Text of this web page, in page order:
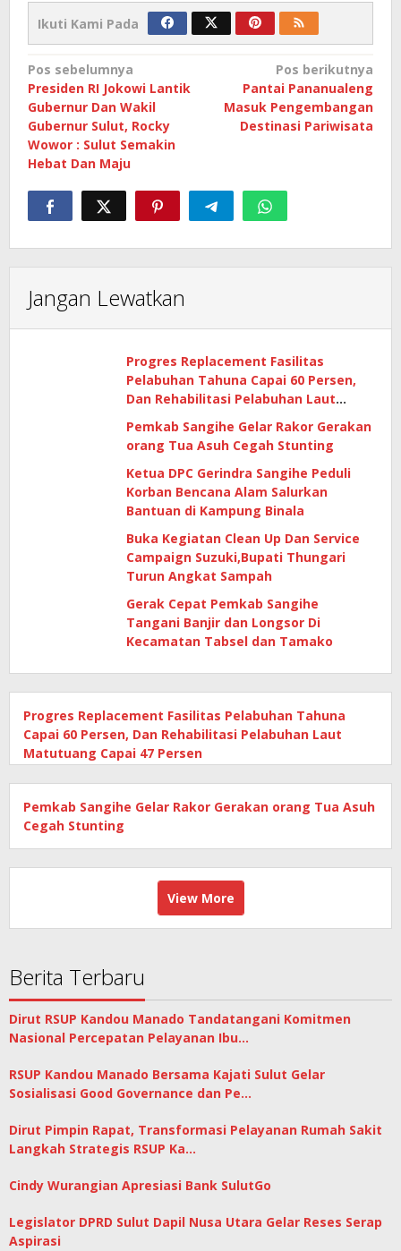
Ikuti Kami Pada
Navigasi
pos
Pos sebelumnya
Presiden RI Jokowi Lantik
Gubernur Dan Wakil
Gubernur Sulut, Rocky
Wowor : Sulut Semakin
Hebat Dan Maju
Pos berikutnya
Pantai Pananualeng
Masuk Pengembangan
Destinasi Pariwisata
Jangan Lewatkan
Progres Replacement Fasilitas
Pelabuhan Tahuna Capai 60 Persen,
Dan Rehabilitasi Pelabuhan Laut
Matutuang Capai 47 Persen
Pemkab Sangihe Gelar Rakor Gerakan
orang Tua Asuh Cegah Stunting
Ketua DPC Gerindra Sangihe Peduli
Korban Bencana Alam Salurkan
Bantuan di Kampung Binala
Buka Kegiatan Clean Up Dan Service
Campaign Suzuki,Bupati Thungari
Turun Angkat Sampah
Gerak Cepat Pemkab Sangihe
Tangani Banjir dan Longsor Di
Kecamatan Tabsel dan Tamako
Progres Replacement Fasilitas Pelabuhan Tahuna
Capai 60 Persen, Dan Rehabilitasi Pelabuhan Laut
Matutuang Capai 47 Persen
Pemkab Sangihe Gelar Rakor Gerakan orang Tua Asuh
Cegah Stunting
View More
Berita Terbaru
Dirut RSUP Kandou Manado Tandatangani Komitmen
Nasional Percepatan Pelayanan Ibu…
RSUP Kandou Manado Bersama Kajati Sulut Gelar
Sosialisasi Good Governance dan Pe…
Dirut Pimpin Rapat, Transformasi Pelayanan Rumah Sakit
Langkah Strategis RSUP Ka…
Cindy Wurangian Apresiasi Bank SulutGo
Legislator DPRD Sulut Dapil Nusa Utara Gelar Reses Serap
Aspirasi